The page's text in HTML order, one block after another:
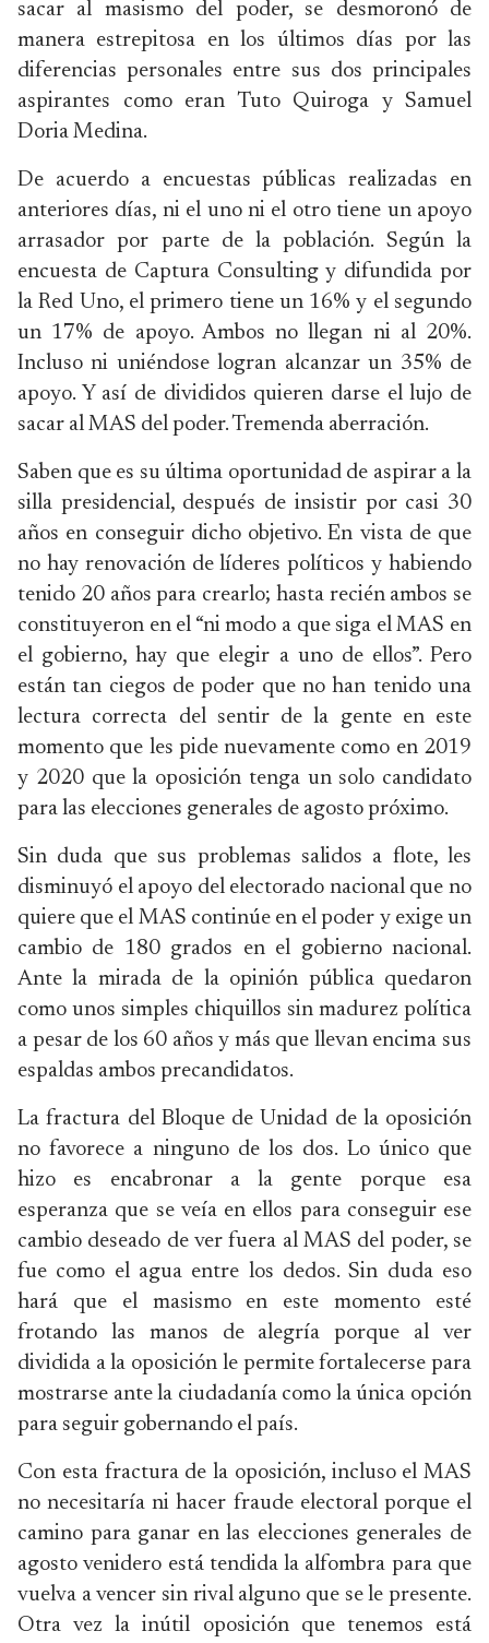
sacar al masismo del poder, se desmoronó de
manera estrepitosa en los últimos días por las
diferencias personales entre sus dos principales
aspirantes como eran Tuto Quiroga y Samuel
Doria Medina.
De acuerdo a encuestas públicas realizadas en
anteriores días, ni el uno ni el otro tiene un apoyo
arrasador por parte de la población. Según la
encuesta de Captura Consulting y difundida por
la Red Uno, el primero tiene un 16% y el segundo
un 17% de apoyo. Ambos no llegan ni al 20%.
Incluso ni uniéndose logran alcanzar un 35% de
apoyo. Y así de divididos quieren darse el lujo de
sacar al MAS del poder. Tremenda aberración.
Saben que es su última oportunidad de aspirar a la
silla presidencial, después de insistir por casi 30
años en conseguir dicho objetivo. En vista de que
no hay renovación de líderes políticos y habiendo
tenido 20 años para crearlo; hasta recién ambos se
constituyeron en el “ni modo a que siga el MAS en
el gobierno, hay que elegir a uno de ellos”. Pero
están tan ciegos de poder que no han tenido una
lectura correcta del sentir de la gente en este
momento que les pide nuevamente como en 2019
y 2020 que la oposición tenga un solo candidato
para las elecciones generales de agosto próximo.
Sin duda que sus problemas salidos a flote, les
disminuyó el apoyo del electorado nacional que no
quiere que el MAS continúe en el poder y exige un
cambio de 180 grados en el gobierno nacional.
Ante la mirada de la opinión pública quedaron
como unos simples chiquillos sin madurez política
a pesar de los 60 años y más que llevan encima sus
espaldas ambos precandidatos.
La fractura del Bloque de Unidad de la oposición
no favorece a ninguno de los dos. Lo único que
hizo es encabronar a la gente porque esa
esperanza que se veía en ellos para conseguir ese
cambio deseado de ver fuera al MAS del poder, se
fue como el agua entre los dedos. Sin duda eso
hará que el masismo en este momento esté
frotando las manos de alegría porque al ver
dividida a la oposición le permite fortalecerse para
mostrarse ante la ciudadanía como la única opción
para seguir gobernando el país.
Con esta fractura de la oposición, incluso el MAS
no necesitaría ni hacer fraude electoral porque el
camino para ganar en las elecciones generales de
agosto venidero está tendida la alfombra para que
vuelva a vencer sin rival alguno que se le presente.
Otra vez la inútil oposición que tenemos está